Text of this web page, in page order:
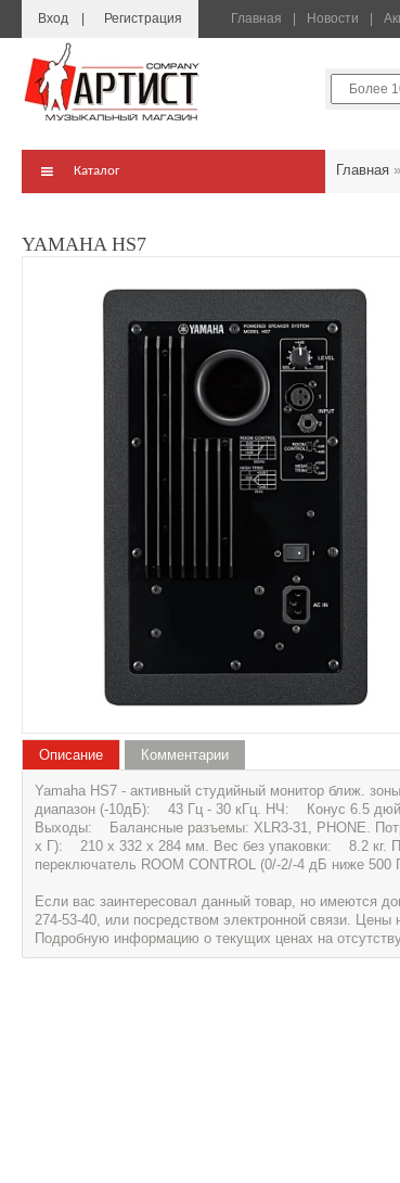
Вход Регистрация Главная Новости
Каталог Главная »
YAMAHA HS7
Описание
Yamaha HS7 - активный студийный монитор ближ.
диапазон (-10дБ): 43 Гц - 30 кГц. НЧ: Конус 6.5
Выходы: Балансные разъемы: XLR3-31, PHONE.
х Г): 210 х 332 х 284 мм. Вес без упаковки: 8.2 кг.
переключатель ROOM CONTROL (0/-2/-4 дБ ниже 500
Если вас заинтересовал данный товар, но имеются
274-53-40, или посредством электронной связи.
Подробную информацию о текущих ценах на
Комментарии